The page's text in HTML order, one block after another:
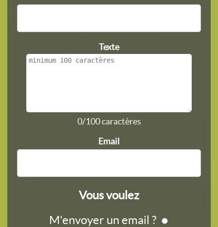
Texte
0/100 caractères
Email
Vous voulez
M'envoyer un email ?